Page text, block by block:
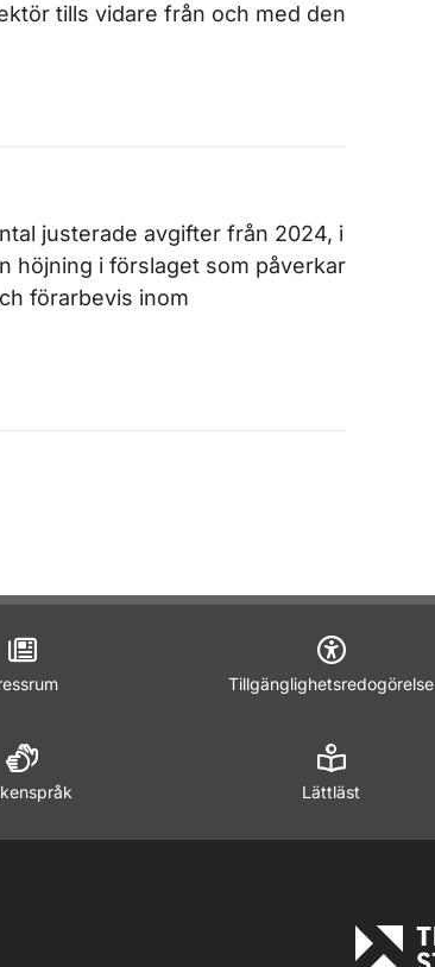
tills vidare från och med den
justerade avgifter från 2024, i
höjning i förslaget som påverkar
förarbevis inom
Tillgänglighetsredogörelse
Lättläst